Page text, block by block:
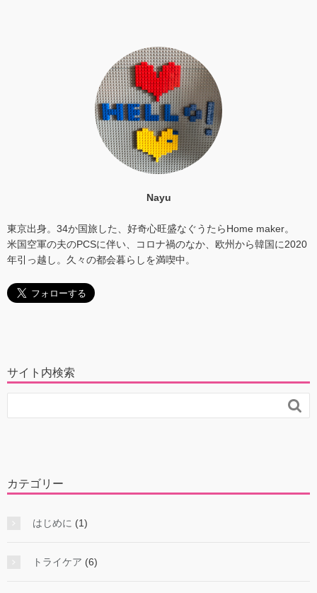
Nayu
東京出身。34か国旅した、好奇心旺盛なぐうたらHome maker。
米国空軍の夫のPCSに伴い、コロナ禍のなか、欧州から韓国に2020
年引っ越し。久々の都会暮らしを満喫中。
サイト内検索

カテゴリー
はじめに (1)
トライケア (6)